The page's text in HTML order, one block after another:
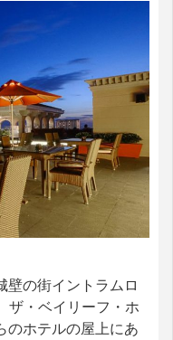
壁の街イントラムロ
ザ・ベイリーフ・ホ
のホテルの屋上にあ